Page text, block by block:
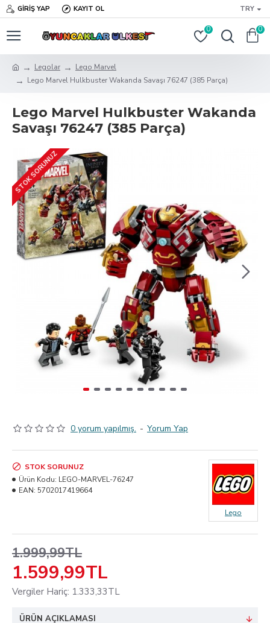
GIRIŞ YAP KAYIT OL TRY
0 0
Legolar
Lego Marvel
Lego Marvel Hulkbuster Wakanda Savaşı 76247 (385 Parça)
Lego Marvel Hulkbuster Wakanda
Savaşı 76247 (385 Parça)
STOK SORUNUZ
0 yorum yapılmış. - Yorum Yap
1.599,99TL
1.999,99TL
Vergiler Hariç: 1.333,33TL
STOK SORUNUZ
Ürün Kodu: LEGO-MARVEL-76247
EAN: 5702017419664
Lego
ÜRÜN AÇIKLAMASI